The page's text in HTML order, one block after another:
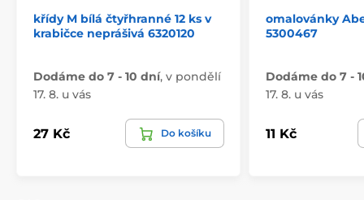
křídy M bílá čtyřhranné 12 ks v
krabičce neprášivá 6320120
Dodáme do 7 - 10 dní, v pondělí
17. 8. u vás
27 Kč Do košíku
omalovánky
5300467
Dodáme do 7 -
17. 8. u vás
11 Kč